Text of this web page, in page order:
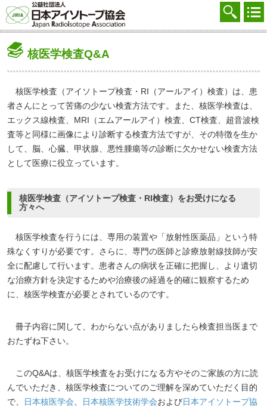
協会を知る
参加する
学ぶ・調べる
会員マイページ
お問合せ
English
核医学検査Q&A
核医学検査（アイソトープ検査・RI（アールアイ）検査）は、患
者さんにとって苦痛の少ない検査方法です。また、核医学検査は、
エックス線検査、MRI（エムアールアイ）検査、CT検査、超音波検
査等と同様に画像により診断する検査方法ですが、その特徴を生か
して、脳、心臓、甲状腺、悪性腫瘍等の診断に欠かせない検査方法
として医療に役立っています。
核医学検査（アイソトープ検査・RI検査）をお受けになる
方々へ
核医学検査を行うには、専用の装置や「放射性医薬品」という特
殊なくすりが必要です。さらに、専門の医師と診療放射線技師が安
全に配慮して行います。患者さんの病状を正確に把握し、より遺切
な治療方針を決定するためや治療後の経過を的確に観察するため
に、核医学検査が必要とされているのです。
冊子内容に関して、わからない点がありましたら検査担当医まで
おたずね下さい。
このQ&Aは、核医学検査をお受けになる方やそのご家族の方に読
んでいただき、核医学検査についてのご理解を深めていただく目的
で、
日本核医学会 日本核医学技術学会および日本アイソトープ協